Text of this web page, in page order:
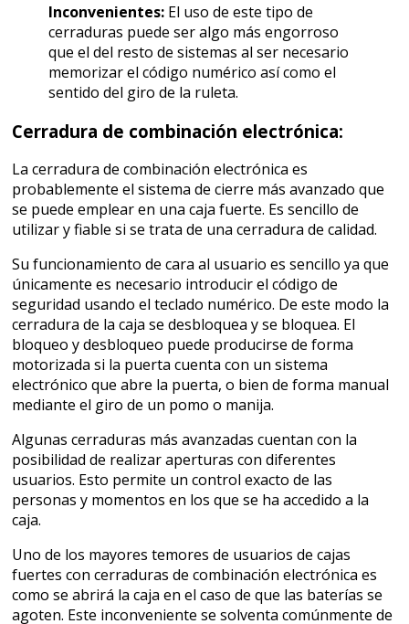
Inconvenientes: El uso de este tipo de
cerraduras puede ser algo más engorroso
que el del resto de sistemas al ser necesario
memorizar el código numérico así como el
sentido del giro de la ruleta.
Cerradura de combinación electrónica:
La cerradura de combinación electrónica es
probablemente el sistema de cierre más avanzado que
se puede emplear en una caja fuerte. Es sencillo de
utilizar y fiable si se trata de una cerradura de calidad.
Su funcionamiento de cara al usuario es sencillo ya que
únicamente es necesario introducir el código de
seguridad usando el teclado numérico. De este modo la
cerradura de la caja se desbloquea y se bloquea. El
bloqueo y desbloqueo puede producirse de forma
motorizada si la puerta cuenta con un sistema
electrónico que abre la puerta, o bien de forma manual
mediante el giro de un pomo o manija.
Algunas cerraduras más avanzadas cuentan con la
posibilidad de realizar aperturas con diferentes
usuarios. Esto permite un control exacto de las
personas y momentos en los que se ha accedido a la
caja.
Uno de los mayores temores de usuarios de cajas
fuertes con cerraduras de combinación electrónica es
como se abrirá la caja en el caso de que las baterías se
agoten. Este inconveniente se solventa comúnmente de